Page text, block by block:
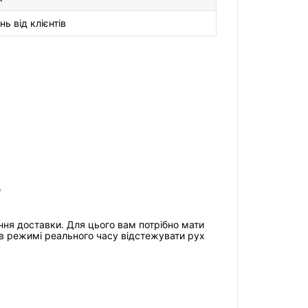
від клієнтів
доставки. Для цього вам потрібно мати
реального часу відстежувати рух